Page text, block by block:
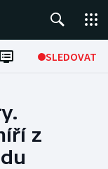
SLEDOVAT
z